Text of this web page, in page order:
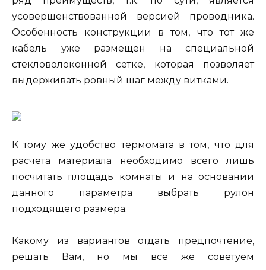
усовершенствованной версией проводника.
Особенность конструкции в том, что тот же
кабель уже размещен на специальной
стекловолоконной сетке, которая позволяет
выдерживать ровный шаг между витками.
К тому же удобство термомата в том, что для
расчета материала необходимо всего лишь
посчитать площадь комнаты и на основании
данного параметра выбрать рулон
подходящего размера.
Какому из вариантов отдать предпочтение,
решать Вам, но мы все же советуем